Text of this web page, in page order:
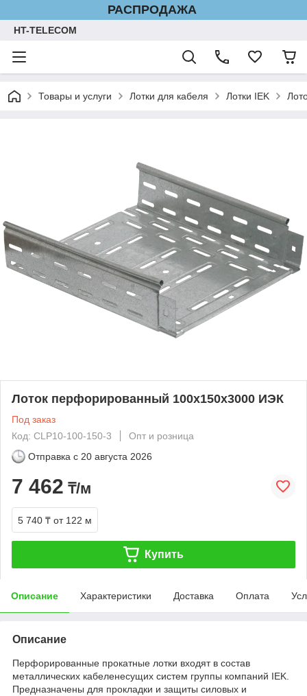
РАСПРОДАЖА
HT-TELECOM
Товары и услуги Лотки для кабеля Лотки IEK
Лоток перфорированный 100х150х3000 ИЭК
Под заказ
Код: CLP10-100-150-3
Опт и розница
Отправка с 20 августа 2026
7 462 ₸/м
5 740 ₸ от 122 м
Купить
Описание Характеристики Доставка Оплата
Описание
Перфорированные прокатные лотки входят в состав
металлических кабеленесущих систем группы компаний IEK.
Предназначены для прокладки и защиты силовых и